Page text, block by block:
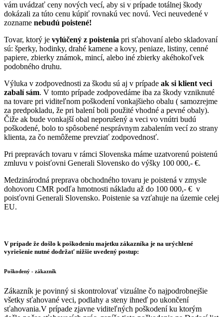
vám uvádzať ceny nových vecí, aby si v prípade totálnej škody
dokázali za túto cenu kúpiť rovnakú vec novú. Veci neuvedené v
zozname nebudú poistené!
Tovar, ktorý je vylúčený z poistenia pri sťahovaní alebo skladovaní
sú: šperky, hodinky, drahé kamene a kovy, peniaze, listiny, cenné
papiere, zbierky známok, mincí, alebo iné zbierky akéhokoľvek
podobného druhu.
Výluka v zodpovednosti za škodu sú aj v prípade ak si klient veci
zabalí sám. V tomto prípade zodpovedáme iba za škody vzniknuté
na tovare pri viditeľnom poškodení vonkajšieho obalu ( samozrejme
za predpokladu, že pri balení boli použité vhodné a pevné obaly).
Čiže ak bude vonkajší obal neporušený a veci vo vnútri budú
poškodené, bolo to spôsobené nesprávnym zabalením vecí zo strany
klienta, za čo nemôžeme prevziať zodpovednosť.
Pri prepravách tovaru v rámci Slovenska máme uzatvorenú poistenú
zmluvu v poisťovni Generali Slovensko do výšky 100 000,- €.
Medzinárodná preprava obchodného tovaru je poistená v zmysle
dohovoru CMR podľa hmotnosti nákladu až do 100 000,- € v
poisťovni Generali Slovensko. Poistenie sa vzťahuje na územie celej
EU.
V prípade že došlo k poškodeniu majetku zákazníka je na urýchlené
vyriešenie nutné dodržať nižšie uvedený postup:
Poškodený - zákazník
Zákazník je povinný si skontrolovať vizuálne čo najpodrobnejšie
všetky sťahované veci, podlahy a steny ihneď po ukončení
sťahovania.V prípade zjavne viditeľných poškodení ku ktorým